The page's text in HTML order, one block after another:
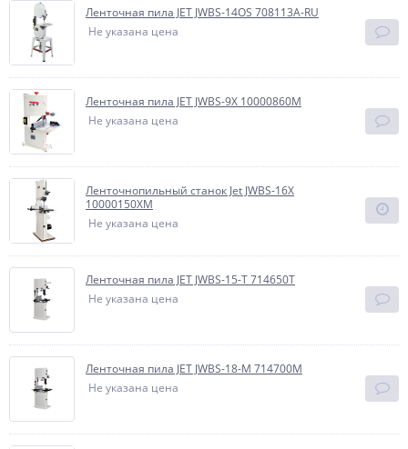
Ленточная пила JET JWBS-14OS 708113A-RU
Не указана цена
Ленточная пила JET JWBS-9X 10000860M
Не указана цена
Ленточнопильный станок Jet JWBS-16X
10000150XM
Не указана цена
Ленточная пила JET JWBS-15-T 714650T
Не указана цена
Ленточная пила JET JWBS-18-M 714700M
Не указана цена